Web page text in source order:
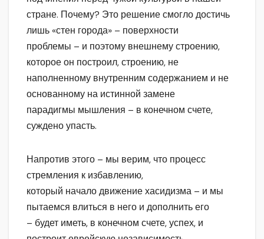
стране. Почему? Это решение смогло достичь
лишь «стен города» – поверхности
проблемы – и поэтому внешнему строению,
которое он построил, строению, не
наполненному внутренним содержанием и не
основанному на истинной замене
парадигмы мышления – в конечном счете,
суждено упасть.
Напротив этого – мы верим, что процесс
стремления к избавлению,
который начало движение хасидизма – и мы
пытаемся влиться в него и дополнить его
– будет иметь, в конечном счете, успех, и